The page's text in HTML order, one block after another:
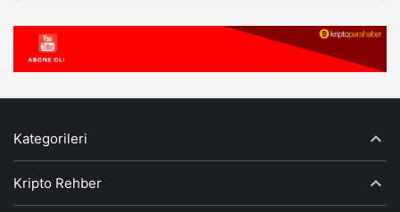
Kategorileri
Kripto Rehber